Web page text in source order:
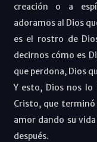
creación o a
adoramos al Dios
es el rostro de
decirnos cómo es
que perdona, Dios
Y esto, Dios nos
Cristo, que
amor dando su
después.